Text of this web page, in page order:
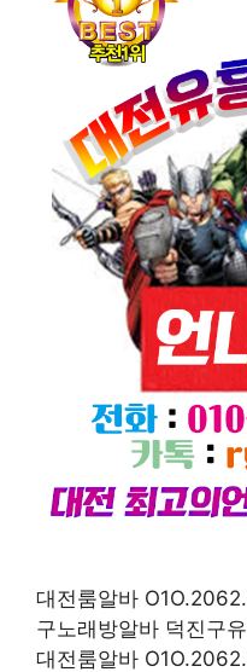
대전룸알바
구노래방알바 덕진구
대전룸알바